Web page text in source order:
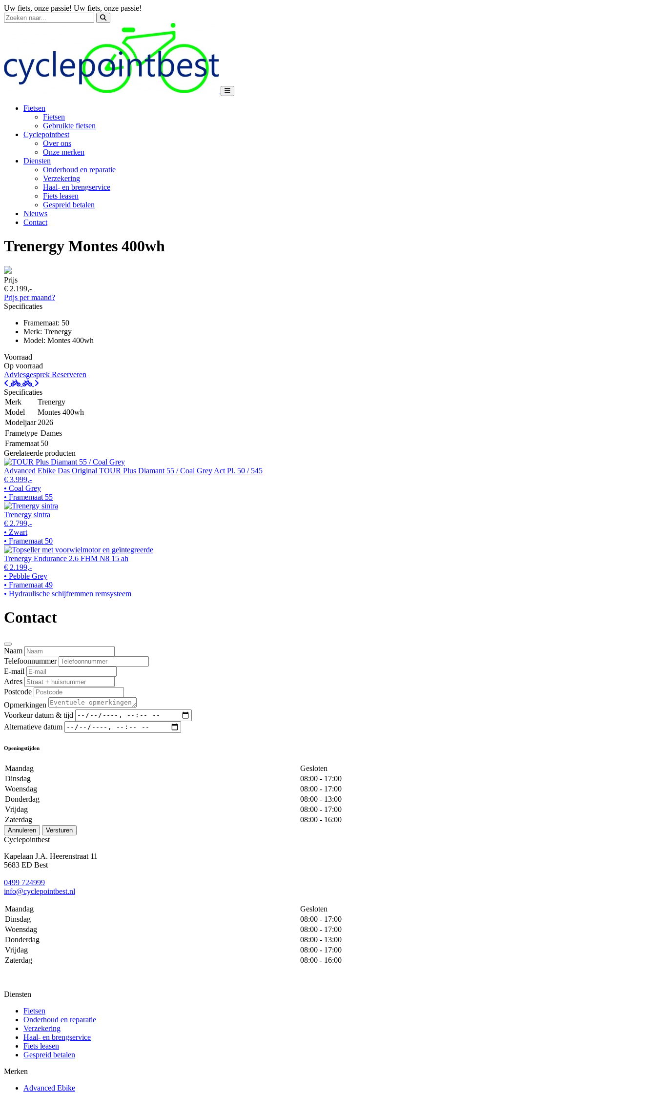
Uw fiets, onze passie! Uw fiets, onze passie!
Fietsen
Fietsen
Gebruikte fietsen
Cyclepointbest
Over ons
Onze merken
Diensten
Onderhoud en reparatie
Verzekering
Haal- en brengservice
Fiets leasen
Gespreid betalen
Nieuws
Contact
Trenergy Montes 400wh
Prijs
€ 2.199,-
Prijs per maand?
Specificaties
Framemaat: 50
Merk: Trenergy
Model: Montes 400wh
Voorraad
Op voorraad
Adviesgesprek Reserveren
Specificaties
Merk
Trenergy
Model
Montes 400wh
Modeljaar 2026
Frametype Dames
Framemaat 50
Gerelateerde producten
Advanced Ebike Das Original TOUR Plus Diamant 55 / Coal Grey Act Pl. 50 / 545
€ 3.999,-
• Coal Grey
• Framemaat 55
Trenergy sintra
€ 2.799,-
• Zwart
• Framemaat 50
Trenergy Endurance 2.6 FHM N8 15 ah
€ 2.199,-
• Pebble Grey
• Framemaat 49
• Hydraulische schijfremmen remsysteem
Contact
Naam
Telefoonnummer
E-mail
Adres
Postcode
Opmerkingen
Voorkeur datum & tijd
Alternatieve datum
Openingstijden
Maandag
Gesloten
Dinsdag
08:00 - 17:00
Woensdag
08:00 - 17:00
Donderdag
08:00 - 13:00
Vrijdag
08:00 - 17:00
Zaterdag
08:00 - 16:00
Annuleren Versturen
Cyclepointbest
Kapelaan J.A. Heerenstraat 11
5683 ED Best
0499 724999
info@cyclepointbest.nl
Maandag
Gesloten
Dinsdag
08:00 - 17:00
Woensdag
08:00 - 17:00
Donderdag
08:00 - 13:00
Vrijdag
08:00 - 17:00
Zaterdag
08:00 - 16:00
Diensten
Fietsen
Onderhoud en reparatie
Verzekering
Haal- en brengservice
Fiets leasen
Gespreid betalen
Merken
Advanced Ebike